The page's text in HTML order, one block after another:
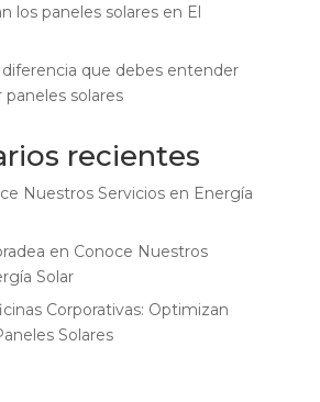
los paneles solares en El
que debes entender
solares
recientes
Nuestros Servicios en Energía
en Conoce Nuestros
Solar
Corporativas: Optimizan
Solares